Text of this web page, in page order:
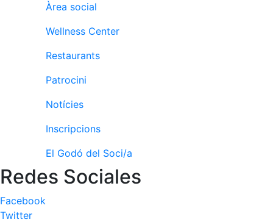
Àrea social
Wellness Center
Restaurants
Patrocini
Notícies
Inscripcions
El Godó del Soci/a
Redes Sociales
Facebook
Twitter